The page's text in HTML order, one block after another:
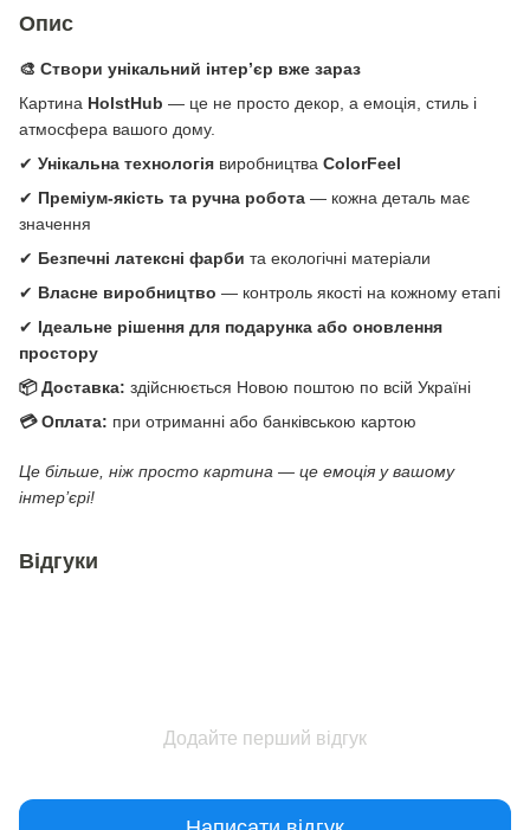
Опис
🎨 Створи унікальний інтер’єр вже зараз
Картина HolstHub — це не просто декор, а емоція, стиль і
атмосфера вашого дому.
✔ Унікальна технологія виробництва ColorFeel
✔ Преміум-якість та ручна робота — кожна деталь має
значення
✔ Безпечні латексні фарби та екологічні матеріали
✔ Власне виробництво — контроль якості на кожному етапі
✔ Ідеальне рішення для подарунка або оновлення
простору
📦 Доставка: здійснюється Новою поштою по всій Україні
💳 Оплата: при отриманні або банківською картою
Це більше, ніж просто картина — це емоція у вашому
інтер’єрі!
Відгуки
Додайте перший відгук